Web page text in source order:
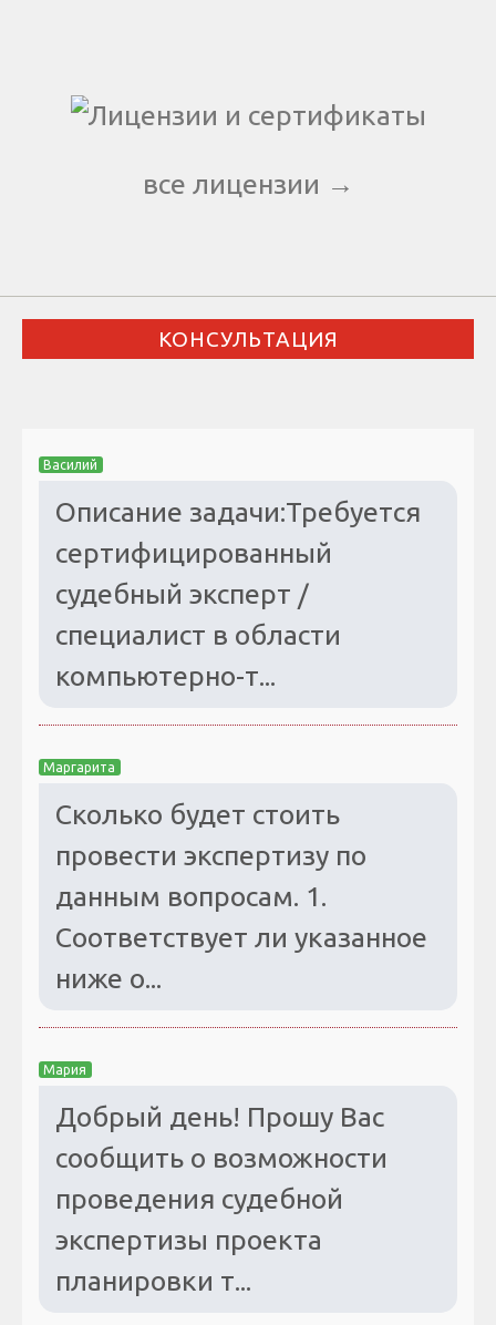
все лицензии →
КОНСУЛЬТАЦИЯ
Василий
Описание задачи:Требуется
сертифицированный
судебный эксперт /
специалист в области
компьютерно-т...
Маргарита
Сколько будет стоить
провести экспертизу по
данным вопросам. 1.
Соответствует ли указанное
ниже о...
Мария
Добрый день! Прошу Вас
сообщить о возможности
проведения судебной
экспертизы проекта
планировки т...